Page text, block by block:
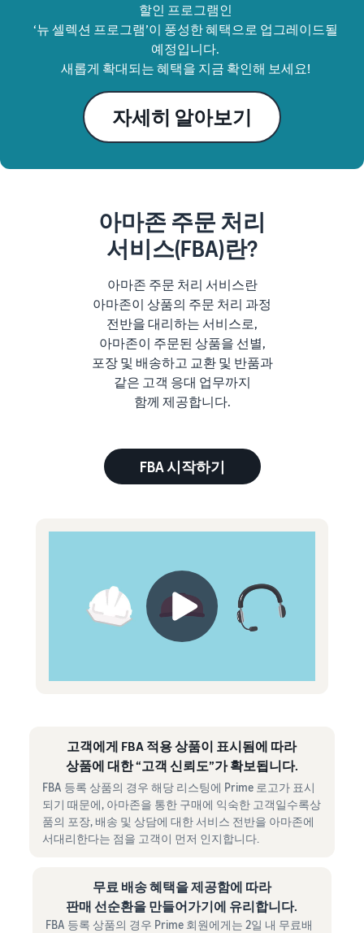
할인 프로그램인
‘뉴 셀렉션 프로그램’이 풍성한 혜택으로 업그레이드될
예정입니다.
새롭게 확대되는 혜택을 지금 확인해 보세요!
자세히 알아보기
아마존 주문 처리
서비스(FBA)란?
아마존 주문 처리 서비스란
아마존이 상품의 주문 처리 과정
전반을 대리하는 서비스로,
아마존이 주문된 상품을 선별,
포장 및 배송하고 교환 및 반품과
같은 고객 응대 업무까지
함께 제공합니다.
FBA 시작하기
고객에게 FBA 적용 상품이 표시됨에 따라
상품에 대한 “고객 신뢰도”가 확보됩니다.
FBA 등록 상품의 경우 해당 리스팅에 Prime 로고가 표시
되기 때문에, 아마존을 통한 구매에 익숙한 고객일수록상
품의 포장, 배송 및 상담에 대한 서비스 전반을 아마존에
서대리한다는 점을 고객이 먼저 인지합니다.
무료 배송 혜택을 제공함에 따라
판매 선순환을 만들어가기에 유리합니다.
FBA 등록 상품의 경우 Prime 회원에게는 2일 내 무료배